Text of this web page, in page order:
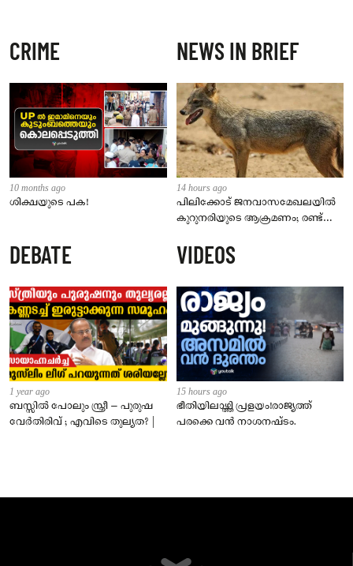
CRIME
10 months ago
ശിക്ഷയുടെ പക!
NEWS IN BRIEF
14 hours ago
പിലിക്കോട് ജനവാസമേഖലയിൽ
കുറുനരിയുടെ ആക്രമണം; രണ്ട്
നിർദേശം നൽകി പഞ്ചായത്ത്
DEBATE
1 year ago
ബസ്സിൽ പോലും സ്ത്രീ – പുരുഷ
വേർതിരിവ് ; എവിടെ തുല്യത? |
VIDEOS
15 hours ago
ഭീതിയിലാഴ്ത്തി പ്രളയം!രാജ്യത്ത്
പരക്കെ വൻ നാശനഷ്ടം.